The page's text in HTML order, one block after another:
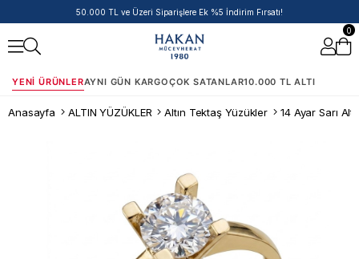
50.000 TL ve Üzeri Siparişlere Ek %5 İndirim Fırsatı!
0
YENI ÜRÜNLERAYNI GÜN KARGOÇOK SATANLAR10.000 TL ALTI
Anasayfa ALTIN YÜZÜKLER Altın Tektaş Yüzükler 14 Ayar Sarı